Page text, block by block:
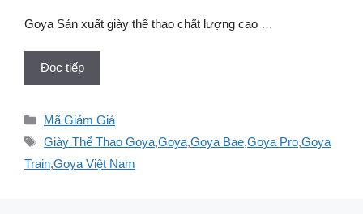
Goya Sản xuất giày thể thao chất lượng cao …
Đọc tiếp
Danh
mục
Mã Giảm Giá
Thẻ
Giày Thể Thao Goya,Goya,Goya Bae,Goya Pro,Goya
Train,Goya Việt Nam